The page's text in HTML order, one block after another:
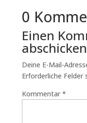
0
Einen
abschicken
Deine E-Mail-
Erforderliche Felder
Kommentar *